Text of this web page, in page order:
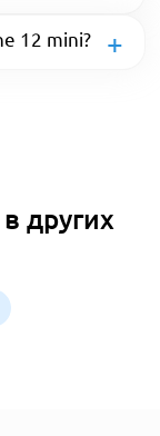
12 mini?
других